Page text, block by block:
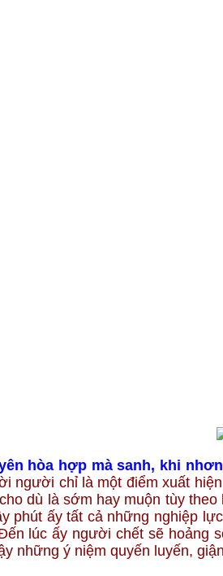
hòa hợp mà sanh, khi
người chỉ là một điểm xuất
dù là sớm hay muộn tùy
ấy tất cả những nghiệp
lúc ấy người chết sẽ hoảng
những ý niệm quyến luyến,